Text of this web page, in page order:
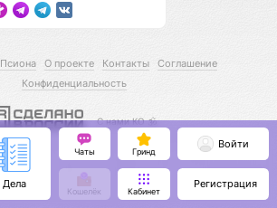
Псиона О проекте Контакты
Соглашение
Конфиденциальность
С нами КО 🕉️
Дела
Чаты Гринд
Кошелёк Кабинет
Войти
Регистрация